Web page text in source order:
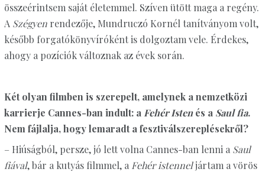
összeérintsem saját életemmel. Szíven ütött maga a regény.
A Szégyenrendezője, Mundruczó Kornél tanítványom volt,
később forgatókönyvíróként is dolgoztam vele. Érdekes,
ahogy a pozíciók változnak az évek során.
Két olyan filmben is szerepelt, amelynek a nemzetközi
karrierje Cannes-ban indult: a Fehér Istenés a Saul fia.
Nem fájlalja, hogy lemaradt a fesztiválszereplésekről?
– Hiúságból, persze, jó lett volna Cannes-ban lenni a Saul
fiával, bár a kutyás filmmel, a Fehér istenneljártam a vörös